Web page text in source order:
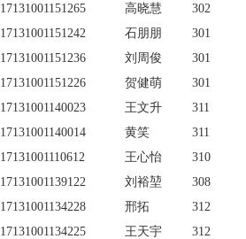
17131001151265
高晓慧 302
17131001151242
石朋朋 301
17131001151236
刘周俊 301
17131001151226
贺健萌 301
17131001140023
王文升 311
17131001140014
黄笑 311
17131001110612
王心怡 310
17131001139122
刘裕堃 308
17131001134228
邢拓 312
17131001134225
王天宇 312